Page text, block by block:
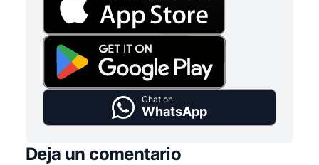
Chat on
WhatsApp
Deja un comentario